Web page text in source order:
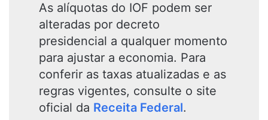
As alíquotas do IOF podem ser
alteradas por decreto
presidencial a qualquer momento
para ajustar a economia. Para
conferir as taxas atualizadas e as
regras vigentes, consulte o site
oficial da Receita Federal.